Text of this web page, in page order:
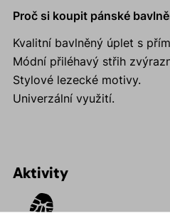
Proč si koupit pánské
Kvalitní bavlněný úplet s
Módní přiléhavý střih
Stylové lezecké motivy.
Univerzální využití.
Aktivity